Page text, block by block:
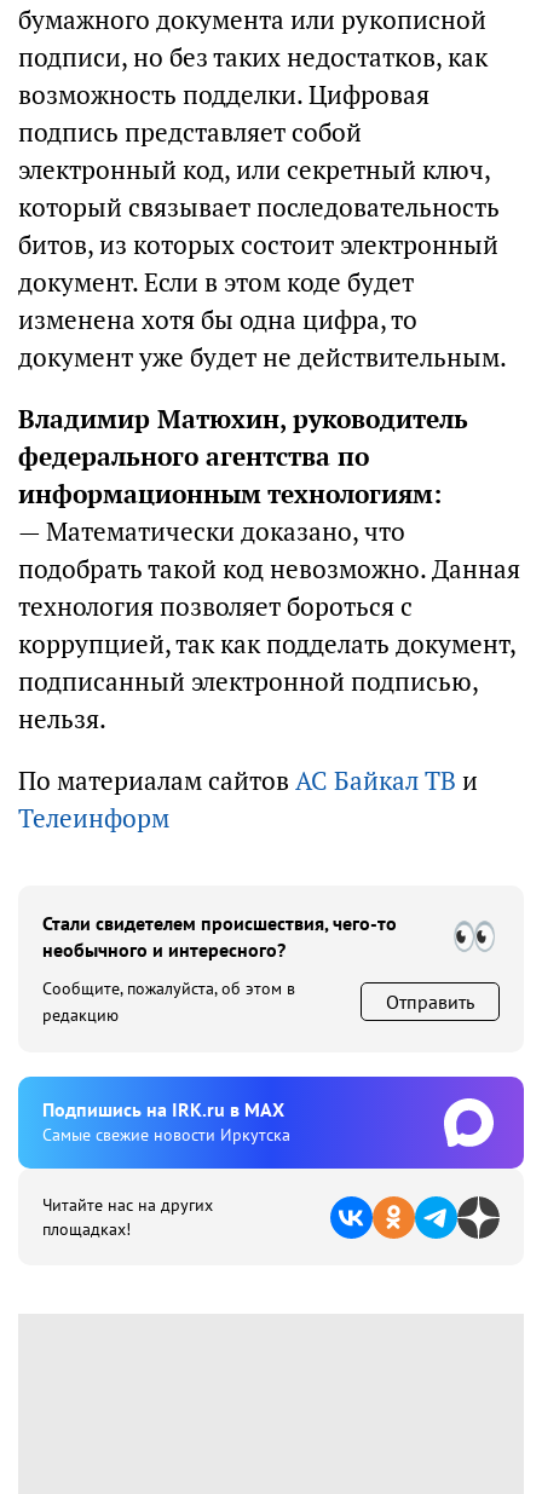
бумажного документа или рукописной
подписи, но без таких недостатков, как
возможность подделки. Цифровая
подпись представляет собой
электронный код, или секретный ключ,
который связывает последовательность
битов, из которых состоит электронный
документ. Если в этом коде будет
изменена хотя бы одна цифра, то
документ уже будет не действительным.
Владимир Матюхин, руководитель
федерального агентства по
информационным технологиям:
— Математически доказано, что
подобрать такой код невозможно. Данная
технология позволяет бороться с
коррупцией, так как подделать документ,
подписанный электронной подписью,
нельзя.
По материалам сайтов АС Байкал ТВ и
Телеинформ
Стали свидетелем происшествия, чего-то
необычного и интересного?
Сообщите, пожалуйста, об этом в
редакцию
Отправить
Подпишиcь на IRK.ru в MAX
Cамые свежие новости Иркутска
Читайте нас на других
площадках!